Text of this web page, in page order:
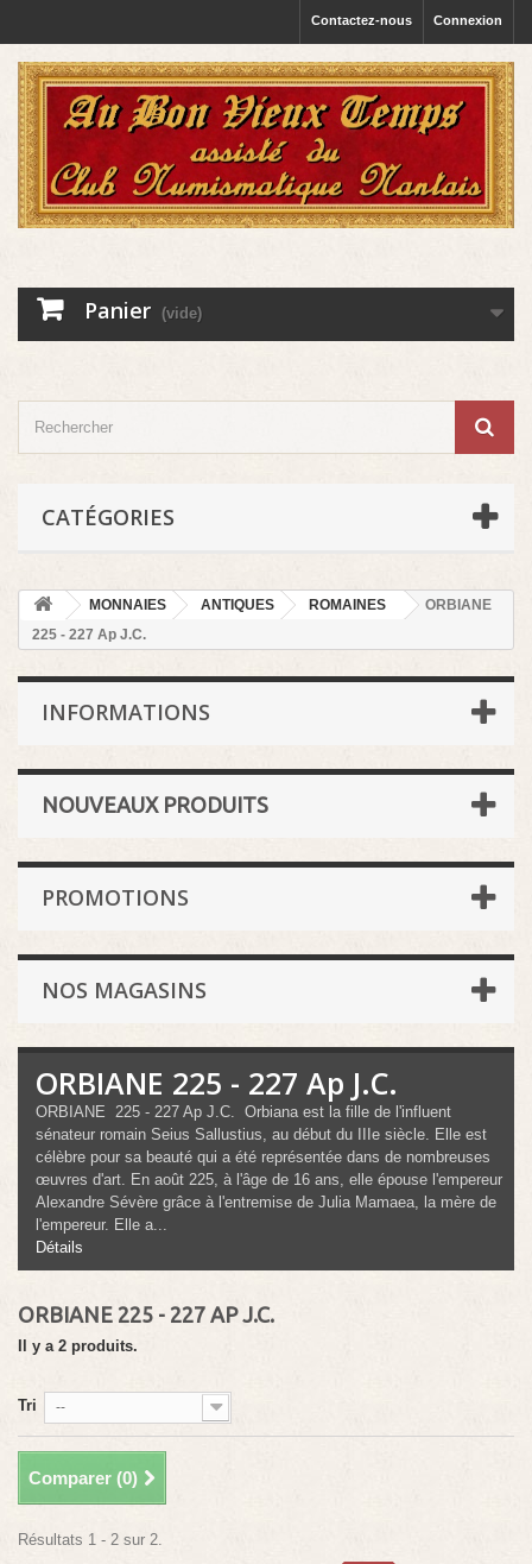
Connexion
Contactez-nous
Panier (vide)
CATÉGORIES
MONNAIES ANTIQUES ROMAINES
ORBIANE
225 - 227 Ap J.C.
INFORMATIONS
NOUVEAUX PRODUITS
PROMOTIONS
NOS MAGASINS
ORBIANE 225 - 227 Ap J.C.
ORBIANE 225 - 227 Ap J.C. Orbiana est la fille de l'influent
sénateur romain Seius Sallustius, au début du IIIe siècle. Elle est
célèbre pour sa beauté qui a été représentée dans de nombreuses
œuvres d'art. En août 225, à l'âge de 16 ans, elle épouse l'empereur
Alexandre Sévère grâce à l'entremise de Julia Mamaea, la mère de
l'empereur. Elle a...
Détails
ORBIANE 225 - 227 AP J.C.
Il y a 2 produits.
Tri --
Comparer (0)
Résultats 1 - 2 sur 2.